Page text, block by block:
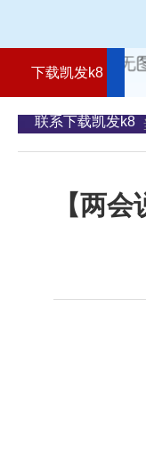
下载凯发k8
联系下载凯发k8
【两